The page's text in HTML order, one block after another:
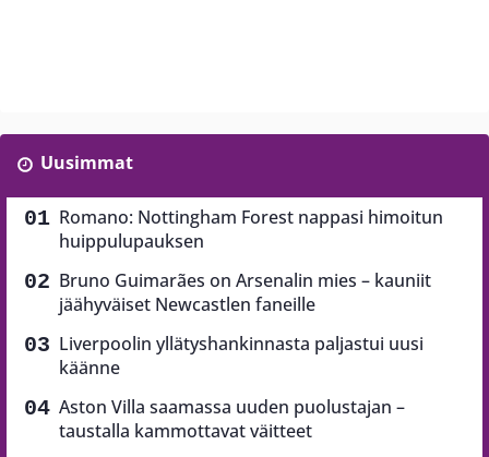
Uusimmat
Romano: Nottingham Forest nappasi himoitun
huippulupauksen
Bruno Guimarães on Arsenalin mies – kauniit
jäähyväiset Newcastlen faneille
Liverpoolin yllätyshankinnasta paljastui uusi
käänne
Aston Villa saamassa uuden puolustajan –
taustalla kammottavat väitteet